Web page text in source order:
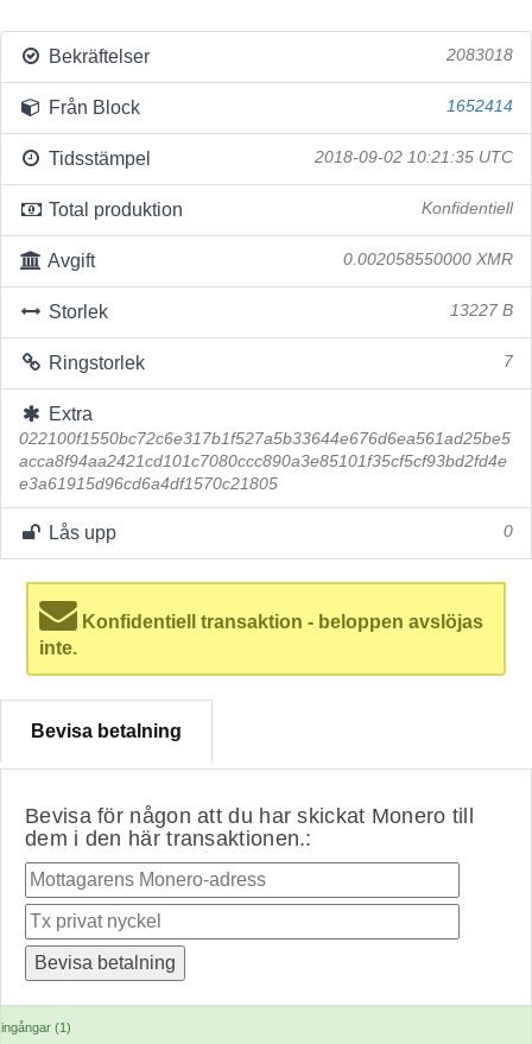
Bekräftelser 2083018
Från Block 1652414
Tidsstämpel 2018-09-02 10:21:35 UTC
Total produktion Konfidentiell
Avgift 0.002058550000 XMR
Storlek 13227 B
Ringstorlek 7
Extra
022100f1550bc72c6e317b1f527a5b33644e676d6ea561ad25be5
acca8f94aa2421cd101c7080ccc890a3e85101f35cf5cf93bd2fd4e
e3a61915d96cd6a4df1570c21805
Lås upp 0
Konfidentiell transaktion - beloppen avslöjas
inte.
Bevisa betalning
Bevisa för någon att du har skickat Monero till
dem i den här transaktionen.:
ingångar (1)